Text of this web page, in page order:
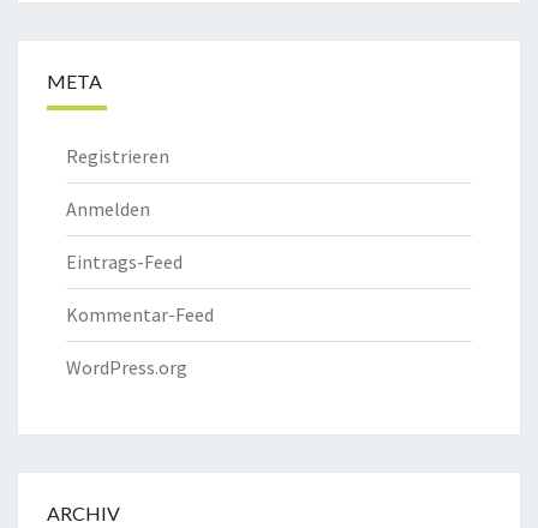
META
Registrieren
Anmelden
Eintrags-Feed
Kommentar-Feed
WordPress.org
ARCHIV